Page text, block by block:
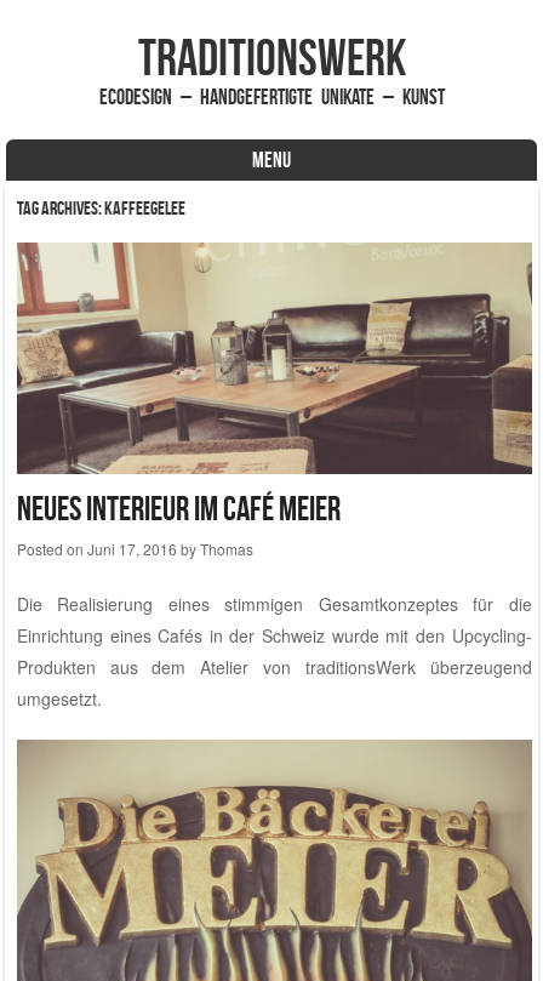
traditionsWerk
EcoDesign – handgefertigte Unikate – Kunst
MENU
Skip to content
Tag Archives:Kaffeegelee
Neues Interieur im Café Meier
Posted on Juni 17, 2016 byThomas
Die Realisierung eines stimmigen Gesamtkonzeptes für die
Einrichtung eines Cafés in der Schweiz wurde mit den Upcycling-
Produkten aus demAtelier von traditionsWerküberzeugend
umgesetzt.